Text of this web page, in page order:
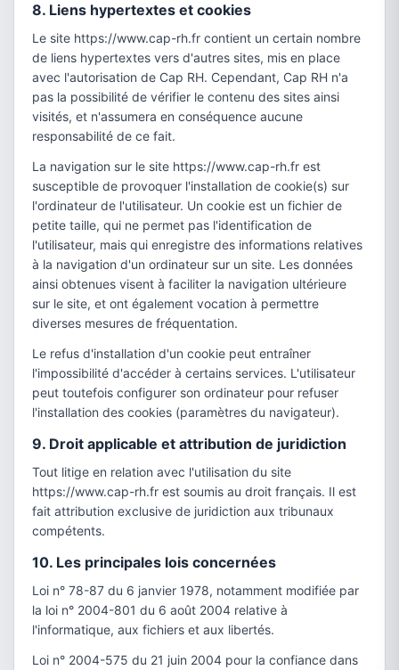
8. Liens hypertextes et cookies
Le site https://www.cap-rh.fr contient un certain nombre
de liens hypertextes vers d'autres sites, mis en place
avec l'autorisation de Cap RH. Cependant, Cap RH n'a
pas la possibilité de vérifier le contenu des sites ainsi
visités, et n'assumera en conséquence aucune
responsabilité de ce fait.
La navigation sur le site https://www.cap-rh.fr est
susceptible de provoquer l'installation de cookie(s) sur
l'ordinateur de l'utilisateur. Un cookie est un fichier de
petite taille, qui ne permet pas l'identification de
l'utilisateur, mais qui enregistre des informations relatives
à la navigation d'un ordinateur sur un site. Les données
ainsi obtenues visent à faciliter la navigation ultérieure
sur le site, et ont également vocation à permettre
diverses mesures de fréquentation.
Le refus d'installation d'un cookie peut entraîner
l'impossibilité d'accéder à certains services. L'utilisateur
peut toutefois configurer son ordinateur pour refuser
l'installation des cookies (paramètres du navigateur).
9. Droit applicable et attribution de juridiction
Tout litige en relation avec l'utilisation du site
https://www.cap-rh.fr est soumis au droit français. Il est
fait attribution exclusive de juridiction aux tribunaux
compétents.
10. Les principales lois concernées
Loi n° 78-87 du 6 janvier 1978, notamment modifiée par
la loi n° 2004-801 du 6 août 2004 relative à
l'informatique, aux fichiers et aux libertés.
Loi n° 2004-575 du 21 juin 2004 pour la confiance dans